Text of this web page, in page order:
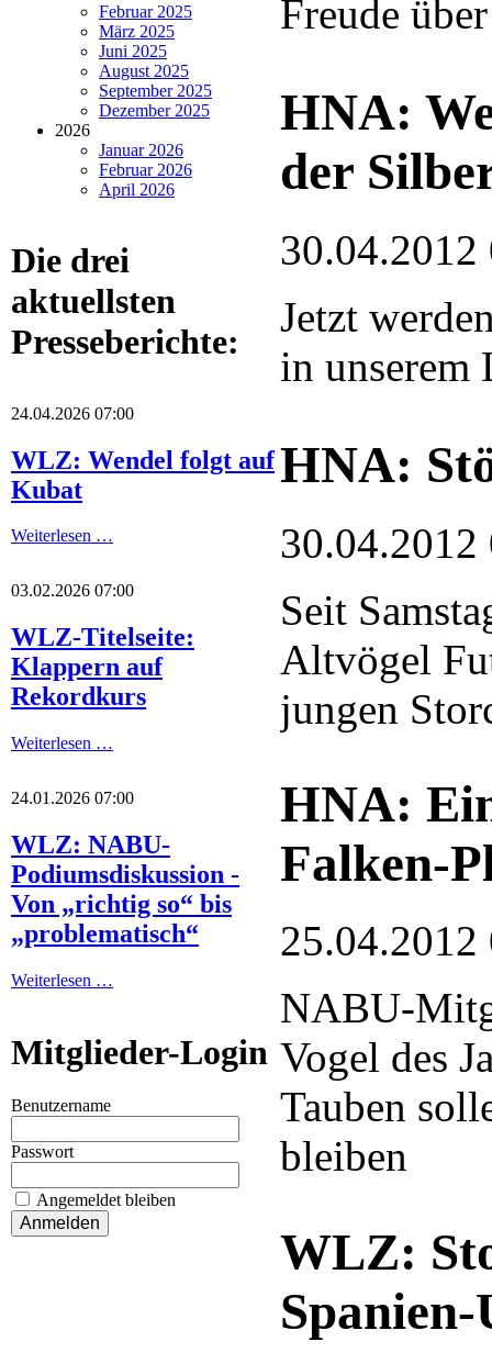
Februar 2025
März 2025
Juni 2025
August 2025
September 2025
Dezember 2025
2026
Januar 2026
Februar 2026
April 2026
Die drei
aktuellsten
Presseberichte:
24.04.2026 07:00
WLZ: Wendel folgt auf
Kubat
Weiterlesen …
03.02.2026 07:00
WLZ-Titelseite:
Klappern auf
Rekordkurs
Weiterlesen …
24.01.2026 07:00
WLZ: NABU-
Podiumsdiskussion -
Von „richtig so“ bis
„problematisch“
Weiterlesen …
Mitglieder-Login
Benutzername
Passwort
Angemeldet bleiben
Freude
HNA:
der
30.04.2012
Jetzt
in unserem
HNA:
30.04.2012
Seit
Altvögel
jungen
HNA:
Falken-
25.04.2012
NABU-
Vogel des
Tauben
bleiben
WLZ: